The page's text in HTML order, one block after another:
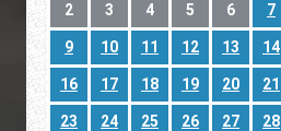
2 3 4 5 6 7
9 10 11 12 13 14
16 17 18 19 20 21
23 24 25 26 27 28